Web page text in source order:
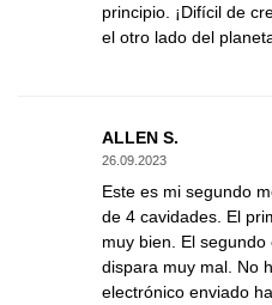
principio. ¡Difícil de
el otro lado del
ALLEN S.
26.09.2023
Este es mi segundo
de 4 cavidades. El
muy bien. El
dispara muy mal. No
electrónico enviado